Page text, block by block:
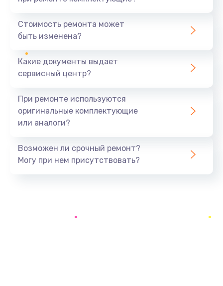
1440 руб.
Ремонт южного моста
Замена батарейки BIOS
Заказать
Стоимость ремонта может
быть изменена?
Какие документы выдает
сервисный центр?
При ремонте используются
оригинальные комплектующие
или аналоги?
Возможен ли срочный ремонт?
Могу при нем присутствовать?